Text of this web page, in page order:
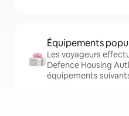
Équipements
Les voyageurs
Defence Housing
équipements